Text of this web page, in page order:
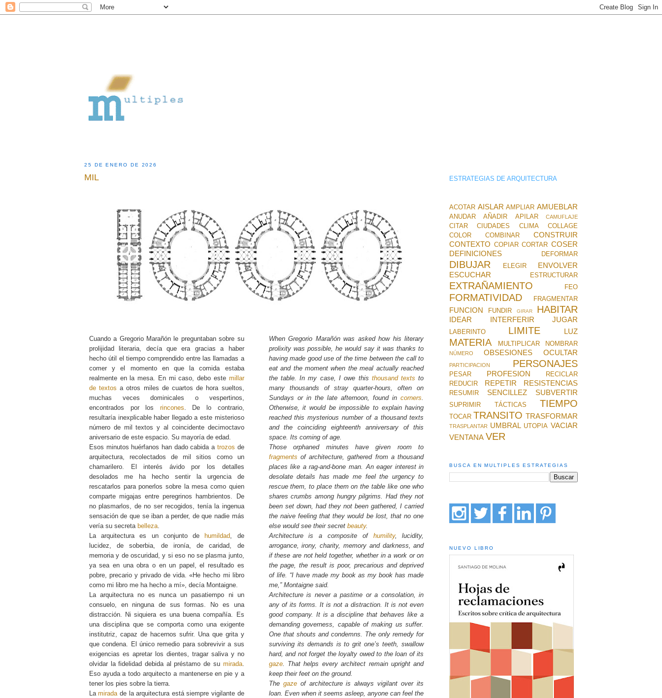
25 DE ENERO DE 2026
MIL
Cuando a Gregorio Marañón le preguntaban sobre su
prolijidad literaria, decía que era gracias a haber
hecho útil el tiempo comprendido entre las llamadas a
comer y el momento en que la comida estaba
realmente en la mesa. En mi caso, debo este millar
de textos a otros miles de cuartos de hora sueltos,
muchas veces dominicales o vespertinos,
encontrados por los rincones. De lo contrario,
resultaría inexplicable haber llegado a este misterioso
número de mil textos y al coincidente decimoctavo
aniversario de este espacio. Su mayoría de edad.
Esos minutos huérfanos han dado cabida a trozos de
arquitectura, recolectados de mil sitios como un
chamarilero. El interés ávido por los detalles
desolados me ha hecho sentir la urgencia de
rescatarlos para ponerlos sobre la mesa como quien
comparte migajas entre peregrinos hambrientos. De
no plasmarlos, de no ser recogidos, tenía la ingenua
sensación de que se iban a perder, de que nadie más
vería su secreta belleza.
La arquitectura es un conjunto de
humildad, de
lucidez, de soberbia, de ironía, de caridad, de
memoria y de oscuridad, y si eso no se plasma junto,
ya sea en una obra o en un papel, el resultado es
pobre, precario y privado de vida. «He hecho mi libro
como mi libro me ha hecho a mí», decía Montaigne.
La arquitectura no es nunca un pasatiempo ni un
consuelo, en ninguna de sus formas. No es una
distracción. Ni siquiera es una buena compañía. Es
una disciplina que se comporta como una exigente
institutriz, capaz de hacernos sufrir. Una que grita y
que condena. El único remedio para sobrevivir a sus
exigencias es apretar los dientes, tragar saliva y no
olvidar la fidelidad debida al préstamo de su mirada.
Eso ayuda a todo arquitecto a mantenerse en pie y a
tener los pies sobre la tierra.
Lamiradade la arquitectura está siempre vigilante de
When Gregorio Marañón was asked how his literary
prolixity was possible, he would say it was thanks to
having made good use of the time between the call to
eat and the moment when the meal actually reached
the table. In my case, I owe this thousand texts to
many thousands of stray quarter-hours, often on
Sundays or in the late afternoon, found incorners.
Otherwise, it would be impossible to explain having
reached this mysterious number of a thousand texts
and the coinciding eighteenth anniversary of this
space. Its coming of age.
Those orphaned minutes have given room to
fragments of architecture, gathered from a thousand
places like a rag-and-bone man. An eager interest in
desolate details has made me feel the urgency to
rescue them, to place them on the table like one who
shares crumbs among hungry pilgrims. Had they not
been set down, had they not been gathered, I carried
the naive feeling that they would be lost, that no one
else would see their secret beauty.
Architecture is a composite of humility, lucidity,
arrogance, irony, charity, memory and darkness, and
if these are not held together, whether in a work or on
the page, the result is poor, precarious and deprived
of life. “I have made my book as my book has made
me,” Montaigne said.
Architecture is never a pastime or a consolation, in
any of its forms. It is not a distraction. It is not even
good company. It is a discipline that behaves like a
demanding governess, capable of making us suffer.
One that shouts and condemns. The only remedy for
surviving its demands is to grit one’s teeth, swallow
hard, and not forget the loyalty owed to the loan of its
gaze. That helps every architect remain upright and
keep their feet on the ground.
The gazeof architecture is always vigilant over its
loan. Even when it seems asleep, anyone can feel the
ESTRATEGIAS DE ARQUITECTURA
ACOTAR AISLAR AMPLIAR AMUEBLAR
ANUDAR AÑADIR APILAR CAMUFLAJE
CITAR CIUDADES CLIMA
COLLAGE
COLOR
COMBINAR
CONSTRUIR
CONTEXTO COPIAR CORTAR COSER
DEFINICIONES
DEFORMAR
DIBUJAR ELEGIR
ENVOLVER
ESCUCHAR
ESTRUCTURAR
EXTRAÑAMIENTO FEO
FORMATIVIDAD FRAGMENTAR
FUNCION FUNDIR GIRAR HABITAR
IDEAR INTERFERIR JUGAR
LABERINTO LIMITE LUZ
MATERIA MULTIPLICAR NOMBRAR
NÚMERO OBSESIONES OCULTAR
PARTICIPACION PERSONAJES
PESAR PROFESION
RECICLAR
REDUCIR
REPETIR RESISTENCIAS
RESUMIR SENCILLEZ SUBVERTIR
SUPRIMIR TÁCTICAS TIEMPO
TOCAR TRANSITO TRASFORMAR
TRASPLANTAR UMBRAL UTOPIA VACIAR
VENTANA VER
BUSCA EN MULTIPLES ESTRATEGIAS
NUEVO LIBRO